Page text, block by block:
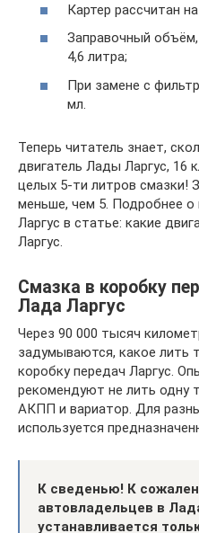
Картер рассчитан
Заправочный
4,6 литра;
При замене с
мл.
Теперь читатель знает,
двигатель Лады Ларгус, 16
целых 5-ти литров смазки!
меньше, чем 5. Подробнее о
Ларгус в статье: какие
Ларгус.
Смазка в коробку
Лада Ларгус
Через 90 000 тысяч
задумываются, какое лить
коробку передач Ларгус.
рекомендуют не лить одну
АКПП и вариатор. Для
используется
К сведенью! К
автовладельцев в
устанавливается